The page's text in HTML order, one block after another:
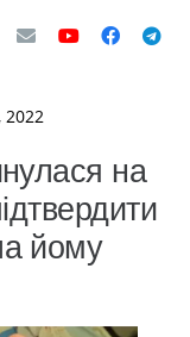
2022
на
йому